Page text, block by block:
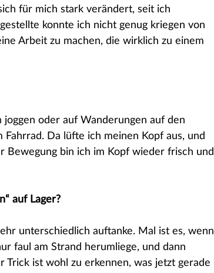
für mich stark verändert, seit ich
konnte ich nicht genug kriegen von
Arbeit zu machen, die wirklich zu einem
oder auf Wanderungen auf den
Da lüfte ich meinen Kopf aus, und
Bewegung bin ich im Kopf wieder frisch und
auf Lager?
unterschiedlich auftanke. Mal ist es, wenn
faul am Strand herumliege, und dann
ist wohl zu erkennen, was jetzt gerade